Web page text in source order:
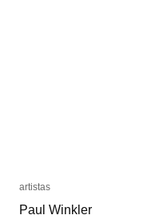
artistas
Paul Winkler
artistas
Paul Winkler